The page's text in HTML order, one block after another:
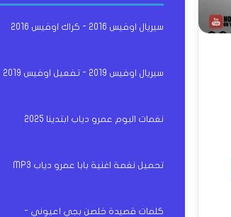
سيريال اوفيس 2016 - كراك اوفيس 2016
سيريال اوفيس 2019 - تفعيل اوفيس 2019
نغمات البوم عمرو دياب ابتدينا 2025
تحميل نغمة اغنية بابا عمرو دياب MP3
كلمات قصيدة خلصن بجي اعيوني -